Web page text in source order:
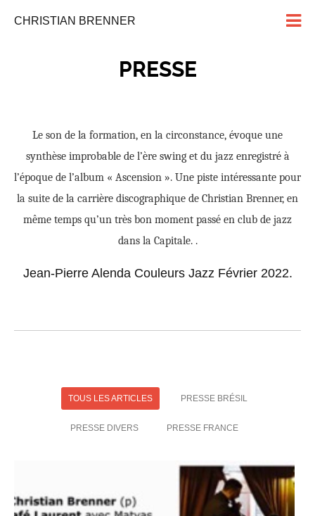
CHRISTIAN BRENNER
PRESSE
circonstance, évoque une
swing et du jazz enregistré à
». Une piste intéressante pour
de Christian Brenner, en
passé en club de jazz
Jazz Février 2022.
The lambent melodies and
memorable evening in homage
richly appreciated by the packed
pages before, how much longer
some enterprising promoter invites
Michael Tucker Jazz
TOUS LES ARTICLES PRESSE BRÉSIL
PRESSE DIVERS PRESSE FRANCE